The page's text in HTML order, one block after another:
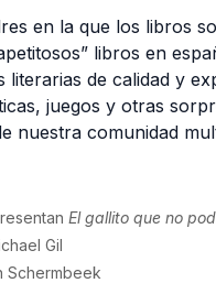
en la que los libros
libros en
de calidad y
juegos y otras
nuestra comunidad
El gallito que no
Gil
Schermbeek